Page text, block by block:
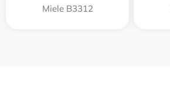
Miele B3312